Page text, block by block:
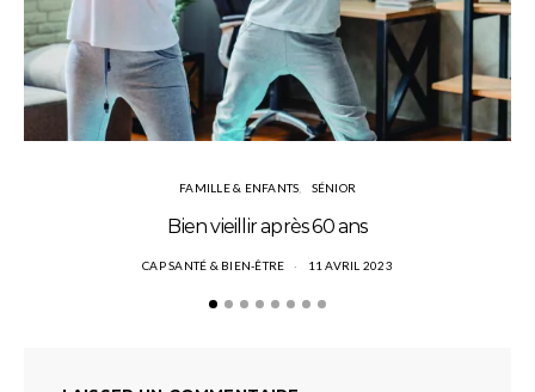
FAMILLE & ENFANTS SÉNIOR
Bien vieillir après 60 ans
CAP SANTÉ & BIEN-ÊTRE 11 AVRIL 2023